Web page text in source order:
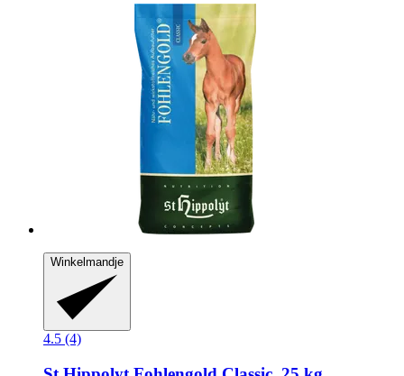
Winkelmandje
4.5 (4)